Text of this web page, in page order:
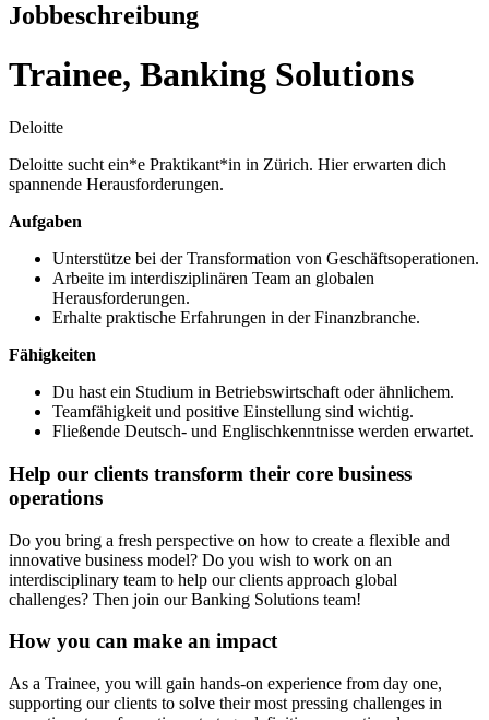
Jobbeschreibung
Trainee, Banking Solutions
Deloitte
Deloitte sucht ein*e Praktikant*in in Zürich. Hier erwarten dich
spannende Herausforderungen.
Aufgaben
Unterstütze bei der Transformation von Geschäftsoperationen.
Arbeite im interdisziplinären Team an globalen
Herausforderungen.
Erhalte praktische Erfahrungen in der Finanzbranche.
Fähigkeiten
Du hast ein Studium in Betriebswirtschaft oder ähnlichem.
Teamfähigkeit und positive Einstellung sind wichtig.
Fließende Deutsch- und Englischkenntnisse werden erwartet.
Help our clients transform their core business
operations
Do you bring a fresh perspective on how to create a flexible and
innovative business model? Do you wish to work on an
interdisciplinary team to help our clients approach global
challenges? Then join our Banking Solutions team!
How you can make an impact
As a Trainee, you will gain hands-on experience from day one,
supporting our clients to solve their most pressing challenges in